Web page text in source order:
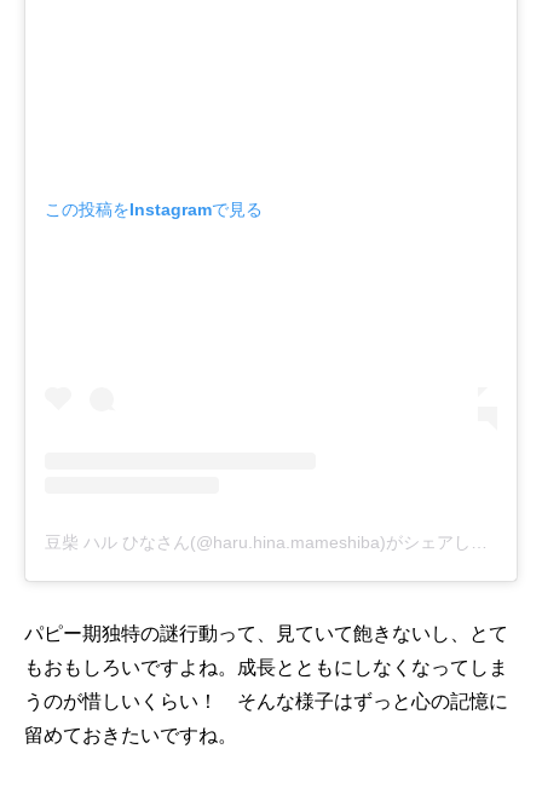
この投稿をInstagramで見る
パピー期独特の謎行動って、見ていて飽きないし、とて
もおもしろいですよね。成長とともにしなくなってしま
うのが惜しいくらい！ そんな様子はずっと心の記憶に
留めておきたいですね。